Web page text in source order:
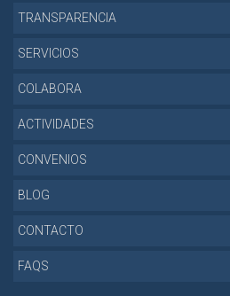
TRANSPARENCIA
SERVICIOS
COLABORA
ACTIVIDADES
CONVENIOS
BLOG
CONTACTO
FAQS